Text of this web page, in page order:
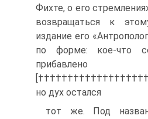
Фихте, о его
возвращаться к
издание его
по форме: кое-что
прибавлено
но дух остался
тот же. Под